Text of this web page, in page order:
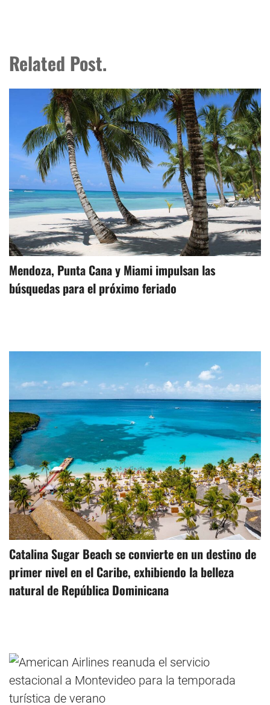
Related Post.
Mendoza, Punta Cana y Miami impulsan las
búsquedas para el próximo feriado
Catalina Sugar Beach se convierte en un destino de
primer nivel en el Caribe, exhibiendo la belleza
natural de República Dominicana